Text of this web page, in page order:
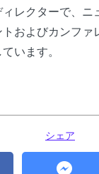
ィレクターで、ニ
およびカンファ
います。
シェア